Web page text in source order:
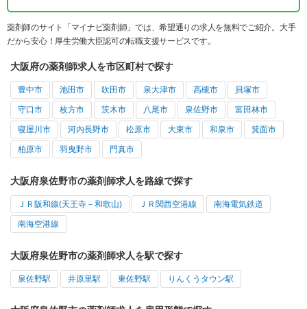
薬剤師のサイト「マイナビ薬剤師」では、希望通りの求人を無料でご紹介。大手
だから安心！厚生労働大臣認可の転職支援サービスです。
大阪府の薬剤師求人を市区町村で探す
豊中市 池田市 吹田市 泉大津市 高槻市 貝塚市
守口市 枚方市 茨木市 八尾市 泉佐野市 富田林市
寝屋川市 河内長野市 松原市 大東市 和泉市 箕面市
柏原市 羽曳野市 門真市
大阪府泉佐野市の薬剤師求人を路線で探す
ＪＲ阪和線(天王寺－和歌山) ＪＲ関西空港線 南海電気鉄道
南海空港線
大阪府泉佐野市の薬剤師求人を駅で探す
泉佐野駅 井原里駅 東佐野駅 りんくうタウン駅